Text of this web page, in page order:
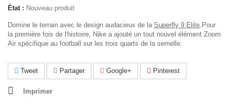
État : Nouveau produit
Domine le terrain avec le design audacieux de la Superfly 9 Elite.Pour
la première fois de l'histoire, Nike a ajouté un tout nouvel élément Zoom
Air spécifique au football sur les trois quarts de la semelle.
Tweet Partager Google+ Pinterest
Imprimer